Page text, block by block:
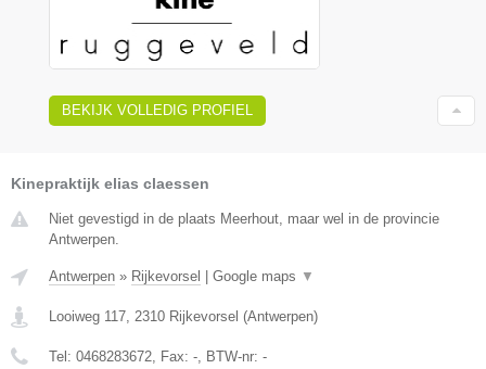
BEKIJK VOLLEDIG PROFIEL
Kinepraktijk elias claessen
Niet gevestigd in de plaats Meerhout, maar wel in de provincie
Antwerpen.
Antwerpen » Rijkevorsel | Google maps ▼
Looiweg 117 2310 Rijkevorsel (Antwerpen)
Tel: 0468283672 , Fax: - , BTW-nr: -